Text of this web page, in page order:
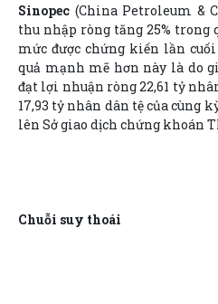
Sinopec (China Petroleum &
thu nhập ròng tăng 25% trong
mức được chứng kiến lần
quả mạnh mẽ hơn này là do
đạt lợi nhuận ròng 22,61 tỷ
17,93 tỷ nhân dân tệ của cùng
lên Sở giao dịch chứng khoán
Chuỗi suy thoái